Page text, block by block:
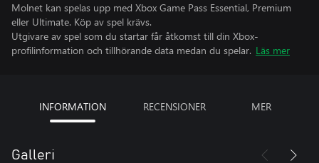
Molnet kan spelas upp med Xbox Game Pass Essential, Premium
eller Ultimate. Köp av spel krävs.
Utgivare av spel som du startar får åtkomst till din Xbox-
profilinformation och tillhörande data medan du spelar. Läs mer
INFORMATION RECENSIONER MER
Galleri